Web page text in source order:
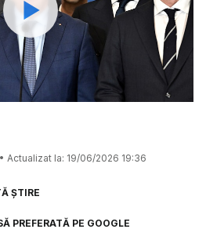
Watch
• Actualizat la: 19/06/2026 19:36
ȘTIRE
PREFERATĂ PE GOOGLE